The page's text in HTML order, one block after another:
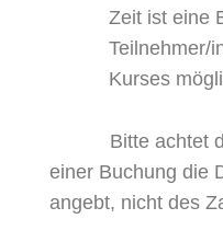
Zeit ist eine
Teilnehmer/
Kurses
Bitte achtet
einer Buchung die
angebt, nicht des